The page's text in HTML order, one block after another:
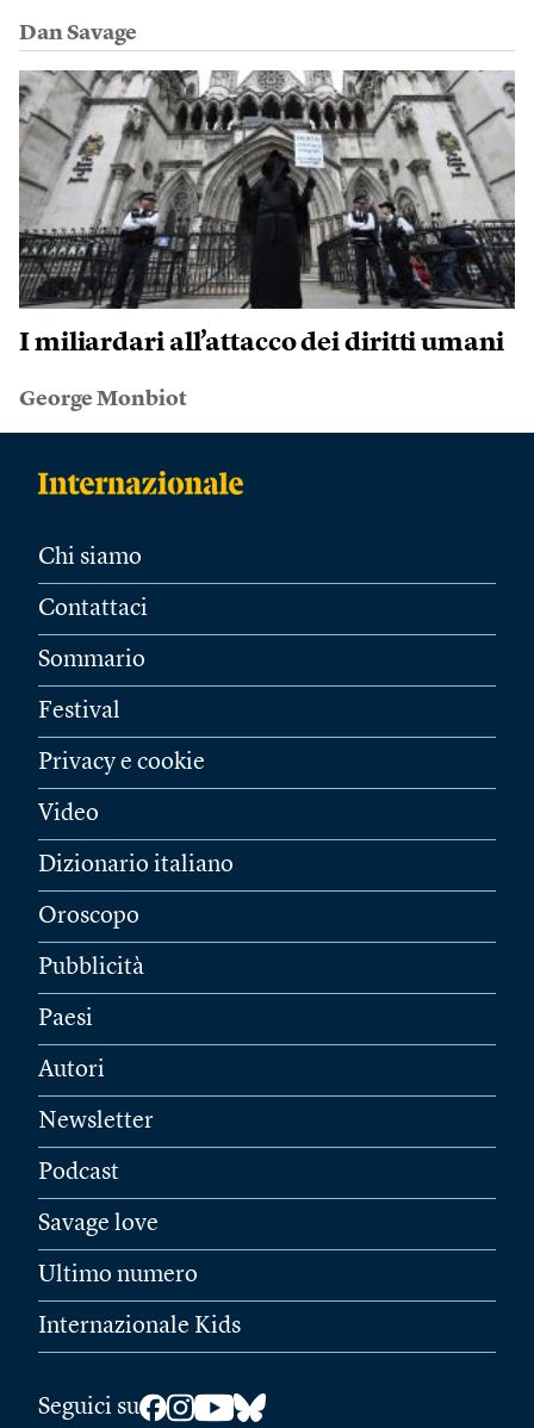
Dan Savage
I miliardari all’attacco dei diritti umani
George Monbiot
Chi siamo
Contattaci
Sommario
Festival
Privacy e cookie
Video
Dizionario italiano
Oroscopo
Pubblicità
Paesi
Autori
Newsletter
Podcast
Savage love
Ultimo numero
Internazionale Kids
Seguici su